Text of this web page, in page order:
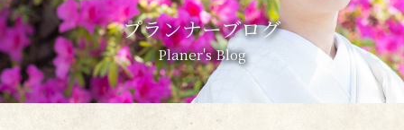
プランナーブログ
Planer's Blog